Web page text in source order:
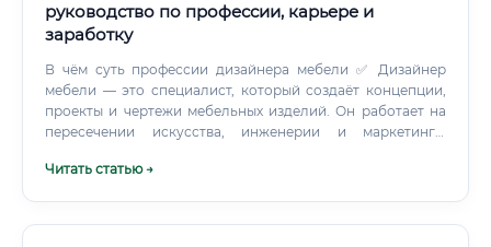
руководство по профессии, карьере и
заработку
В чём суть профессии дизайнера мебели ✅ Дизайнер
мебели — это специалист, который создаёт концепции,
проекты и чертежи мебельных изделий. Он работает на
пересечении искусства, инженерии и маркетинга:
рассчитывает конструктивные особенности и следит за
Читать статью →